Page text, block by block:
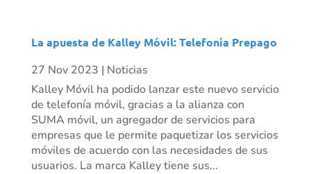
La apuesta de Kalley Móvil: Telefonía Prepago
27 Nov 2023 | Noticias
Kalley Móvil ha podido lanzar este nuevo servicio
de telefonía móvil, gracias a la alianza con
SUMA móvil, un agregador de servicios para
empresas que le permite paquetizar los servicios
móviles de acuerdo con las necesidades de sus
usuarios. La marca Kalley tiene sus...